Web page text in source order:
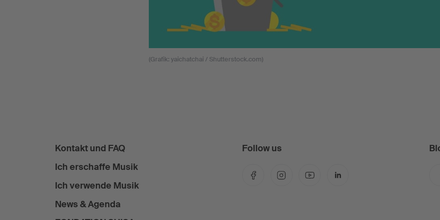
(Grafik: yaichatchai / Shutterstock.com)
Kontakt und FAQ
Ich erschaffe Musik
Ich verwende Musik
News & Agenda
Follow us